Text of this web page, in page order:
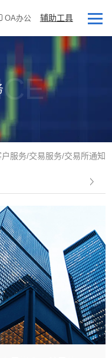
辅助工具
OA办公
走进徽商
客户服务
研究资讯
业务板块
党建专栏
户服务/交易服务/交易所通知